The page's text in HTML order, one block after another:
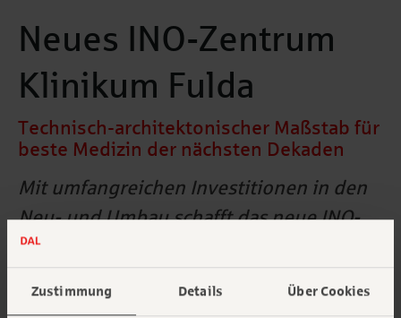
Zustimmung Details Über Cookies
Neues INO-Zentrum
Klinikum Fulda
Technisch-architektonischer Maßstab für
beste Medizin der nächsten Dekaden
Mit umfangreichen Investitionen in den
Neu- und Umbau schafft das neue INO-
Zentrum des Klinikum Fulda für die
Rahmen für eine jederzeit hochwertige